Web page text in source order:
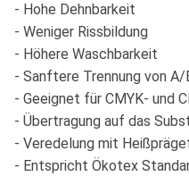
- Hohe Dehnbarkeit
- Weniger Rissbildung
- Höhere Waschbarkeit
- Sanftere Trennung von A/
- Geeignet für CMYK- und
- Übertragung auf das
- Veredelung mit
- Entspricht Ökotex